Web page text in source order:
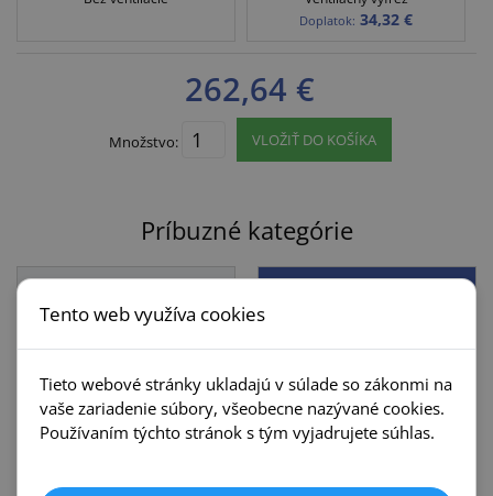
Doplatok: 34,32 €
262,64 €
Množstvo: VLOŽIŤ DO KOŠÍKA
Príbuzné kategórie
Invado
Posuvné systémy
Invado
Kľučky
Tento web využíva cookies
Tieto webové stránky ukladajú v súlade so zákonmi na
vaše zariadenie súbory, všeobecne nazývané cookies.
Používaním týchto stránok s tým vyjadrujete súhlas.